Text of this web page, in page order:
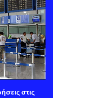
10:58
στις